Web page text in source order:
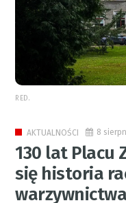
RED.
AKTUALNOŚCI 8
130 lat Placu
się historia
warzywnictwa